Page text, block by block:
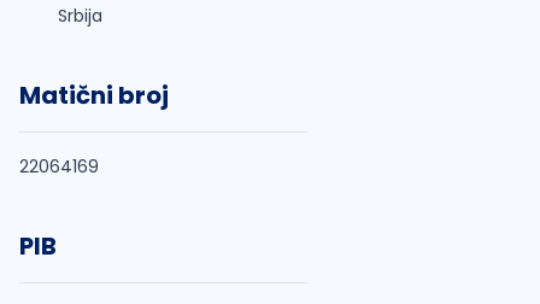
Srbija
Matični broj
22064169
PIB